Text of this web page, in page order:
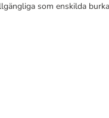
som enskilda